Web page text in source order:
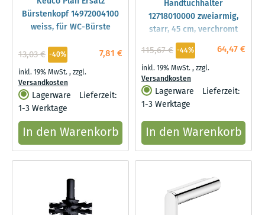
Bürstenkopf 14972004100
weiss, für WC-Bürste
7,81 €
13,03 € -40%
inkl. 19% MwSt.,zzgl.
Versandkosten
Lagerware
Lieferzeit:
1-3 Werktage
In den Warenkorb
Handtuchhalter
12718010000 zweiarmig,
starr, 45 cm, verchromt
64,47 €
115,67 € -44%
inkl. 19% MwSt.,zzgl.
Versandkosten
Lagerware
Lieferzeit:
1-3 Werktage
In den Warenkorb